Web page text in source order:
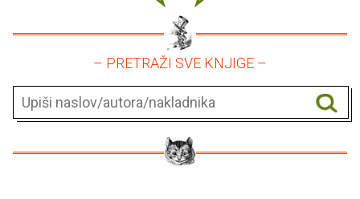
– PRETRAŽI SVE KNJIGE –